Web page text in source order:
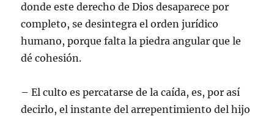
donde este derecho de Dios desaparece por
completo, se desintegra el orden jurídico
humano, porque falta la piedra angular que le
dé cohesión.
– El culto es percatarse de la caída, es, por así
decirlo, el instante del arrepentimiento del hijo